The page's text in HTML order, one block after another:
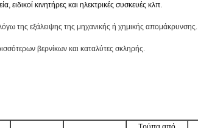
ειδικοί κινητήρες και ηλεκτρικές συσκευές κλπ.
της εξάλειψης της μηχανικής ή χημικής απομάκρυνσης.
βερνίκων και καταλύτες σκληρής.